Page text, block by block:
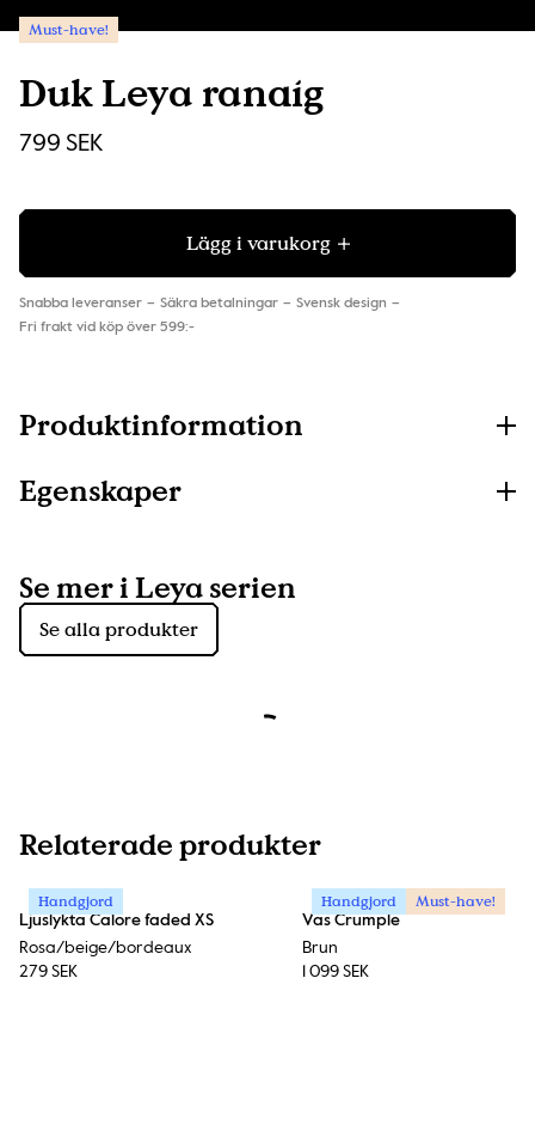
Duk Leya randig
Must-have!
799 SEK
Lägg i varukorg
Snabba leveranser Säkra betalningar
Svensk design
Fri frakt vid köp över 599:-
Produktinformation
Egenskaper
Se mer i Leya serien
Se alla produkter
Relaterade produkter
Handgjord
Ljuslykta Calore faded XS
Rosa/beige/bordeaux
279 SEK
Handgjord Must-have!
Vas Crumple
Brun
1 099 SEK